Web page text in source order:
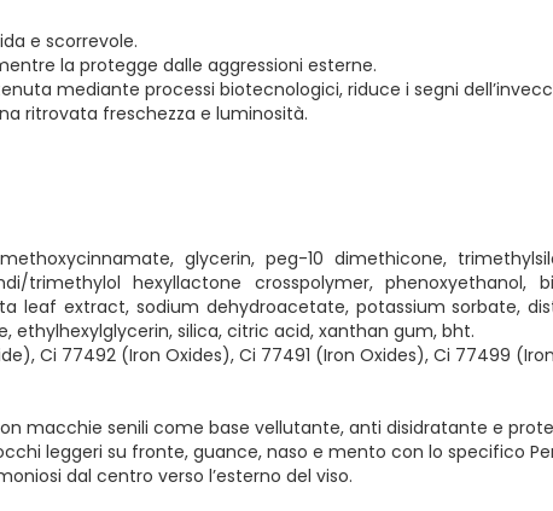
e scorrevole.
la protegge dalle aggressioni esterne.
mediante processi biotecnologici, riduce i segni
ritrovata freschezza e luminosità.
glycerin, peg-10 dimethicone,
trimethylol hexyllactone crosspolymer,
leaf extract, sodium dehydroacetate, potassium sorbate,
ethylhexylglycerin, silica, citric acid, xanthan gum, bht.
Ci 77492 (Iron Oxides), Ci 77491 (Iron Oxides), Ci 77499
macchie senili come base vellutante, anti disidratante e
leggeri su fronte, guance, naso e mento con lo specifico
dal centro verso l’esterno del viso.